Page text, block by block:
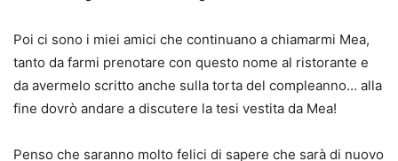
Poi ci sono i miei amici che continuano a chiamarmi Mea,
tanto da farmi prenotare con questo nome al ristorante e
da avermelo scritto anche sulla torta del compleanno… alla
fine dovrò andare a discutere la tesi vestita da Mea!
Penso che saranno molto felici di sapere che sarà di nuovo